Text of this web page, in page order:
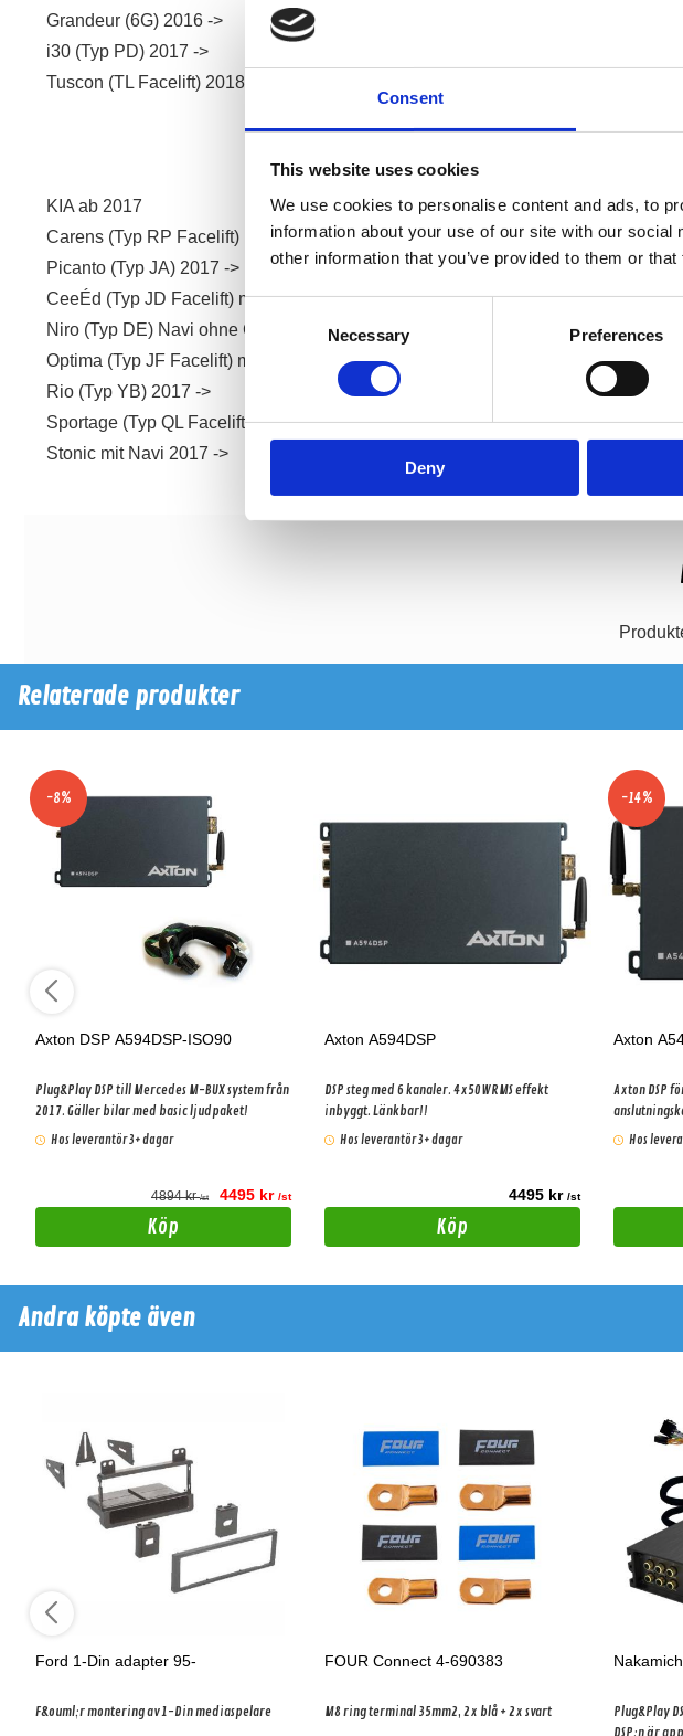
Consent
This website uses cookies
We use cookies to personalise content and ads, to
information about your use of our site with our
other information that you’ve provided to them or
Selection
Necessary Preferences
Deny
Grandeur (6G) 2016 ->
i30 (Typ PD) 2017 ->
Tuscon (TL Facelift) 2018 ->
KIA ab 2017
Carens (Typ RP Facelift) mit Navi 2017 ->
Picanto (Typ JA) 2017 ->
CeeÉd (Typ JD Facelift) mit Navi 2017 ->
Niro (Typ DE) Navi ohne CD 2017 ->
Optima (Typ JF Facelift) mit Navi 2017 ->
Rio (Typ YB) 2017 ->
Sportage (Typ QL Facelift) mit Navi 2017 ->
Stonic mit Navi 2017 ->
Relaterade produkter
-8%
Axton DSP A594DSP-ISO90
Plug&Play DSP till Mercedes M-BUX system från
2017. Gäller bilar med basic ljudpaket!
Hos leverantör 3+ dagar
4894 kr/st 4495 kr /st
Köp
Axton A594DSP
DSP steg med 6 kanaler. 4x50WRMS effekt
inbyggt. Länkbar!!
Hos leverantör 3+ dagar
4495 kr /st
Köp
-14%
Axton
Axton DSP
Hos
Andra köpte även
Ford 1-Din adapter 95-
F&ouml;r montering av 1-Din mediaspelare
FOUR Connect 4-690383
M8 ring terminal 35mm2, 2x blå + 2x svart
Plug&Play